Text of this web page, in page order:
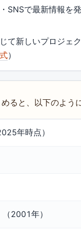
SNSで最新情報を
て新しいプロジェ
）
ると、以下のよう
年時点）
（2001年）